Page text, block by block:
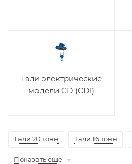
Тали электрические
модели CD (CD1)
Тали 20 тонн Тали 16 тонн
Показать еще